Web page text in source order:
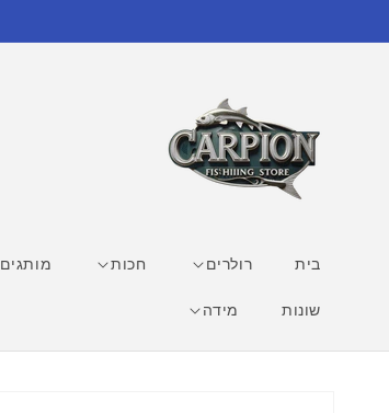
בית רולרים חכות מותגים
שונות מידה